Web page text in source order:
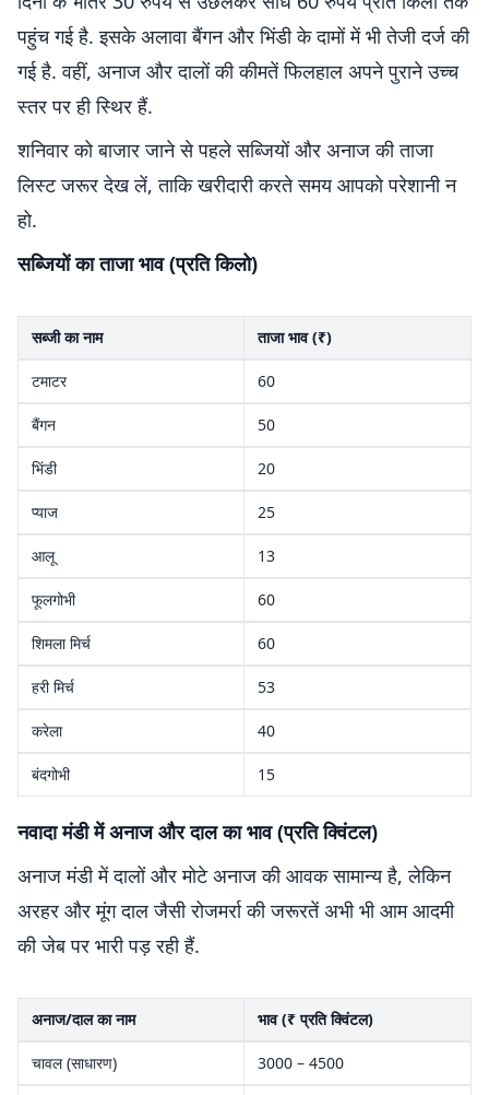
पहुंच गई है. इसके अलावा बैंगन और भिंडी के दामों में भी तेजी दर्ज की
गई है. वहीं, अनाज और दालों की कीमतें फिलहाल अपने पुराने उच्च
स्तर पर ही स्थिर हैं.
शनिवार को बाजार जाने से पहले सब्जियों और अनाज की ताजा
लिस्ट जरूर देख लें, ताकि खरीदारी करते समय आपको परेशानी न
हो.
सब्जियों का ताजा भाव (प्रति किलो)
सब्जी का नाम ताजा भाव (₹)
टमाटर 60
बैंगन 50
भिंडी 20
प्याज 25
आलू 13
फूलगोभी 60
शिमला मिर्च 60
हरी मिर्च 53
करेला 40
बंदगोभी 15
नवादा मंडी में अनाज और दाल का भाव (प्रति क्विंटल)
अनाज मंडी में दालों और मोटे अनाज की आवक सामान्य है, लेकिन
अरहर और मूंग दाल जैसी रोजमर्रा की जरूरतें अभी भी आम आदमी
की जेब पर भारी पड़ रही हैं.
अनाज/दाल का नाम भाव (₹ प्रति क्विंटल)
चावल (साधारण) 3000 – 4500